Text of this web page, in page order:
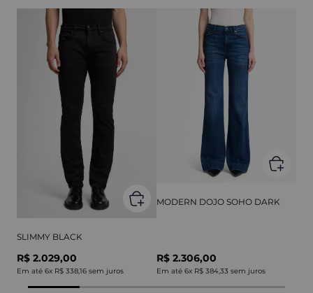
SLIMMY BLACK
R$ 2.029,00
Em até 6x R$ 338,16 sem juros
MODERN DOJO SOHO DARK
R$ 2.306,00
Em até 6x R$ 384,33 sem juros